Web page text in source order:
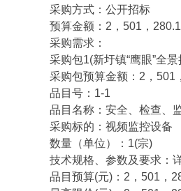
采购方式：公开招标
预算金额：2，501，
采购需求：
采购包1(新圩镇“鹰眼”全景
采购包预算金额：2，501
品目号：1-1
品目名称：安全、检查、
采购标的：视频监控设备
数量（单位）：1(宗)
技术规格、参数及要求：
品目预算(元)：2，501，